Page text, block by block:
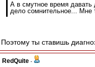
А в смутное время давать
дело сомнительное... Мне
Поэтому ты ставишь
RedQuite -